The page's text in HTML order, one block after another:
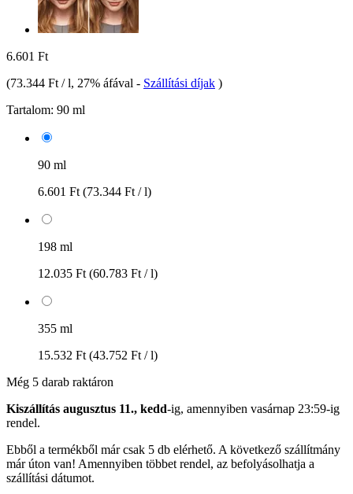
6.601 Ft
(73.344 Ft / l, 27% áfával - Szállítási díjak )
Tartalom: 90 ml
90 ml
6.601 Ft (73.344 Ft / l)
198 ml
12.035 Ft (60.783 Ft / l)
355 ml
15.532 Ft (43.752 Ft / l)
Még 5 darab raktáron
Kiszállítás augusztus 11., kedd-ig, amennyiben vasárnap 23:59-ig
rendel.
Ebből a termékből már csak 5 db elérhető. A következő szállítmány
már úton van! Amennyiben többet rendel, az befolyásolhatja a
szállítási dátumot.